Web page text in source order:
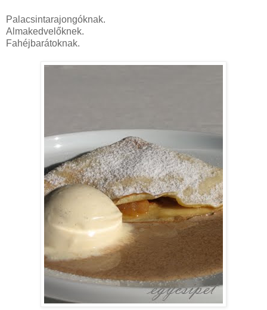
Palacsintarajongóknak.
Almakedvelőknek.
Fahéjbarátoknak.